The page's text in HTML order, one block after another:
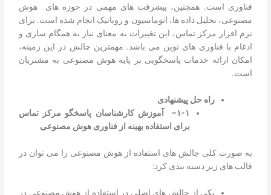
فناوری است. همچنین، پیشرفت های مهمی در حوزه های هوش
مصنوعی، تحلیل داده ها، اتوماسیون و روباتیک انجام شده است. برای
نرم افزار مرکز تماس، این تغییرات به معنای نیاز به همگام سازی و
ادغام با فناوری های نوین می باشد. مهمترین چالش در این زمینه،
امکان ارائه خدمات پاسخگویی بر پایه هوش مصنوعی به مشتریان
است.
راه حل پیشنهادی
۱-۱– آموزش کارشناسان پاسخگو مرکز تماس
برای استفاده بهینه از فناوری هوش مصنوعی
به صورت کلی چالش های استفاده از هوش مصنوعی را می توان در
قالب های زیر دسته بندی کرد:
یکی از چالش های اصلی در استفاده از هوش مصنوعی در